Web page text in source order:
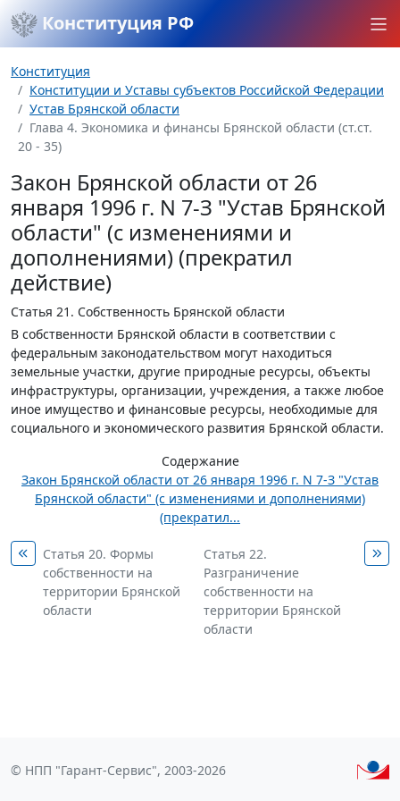
Конституция РФ
Конституция
Конституции и Уставы субъектов Российской Федерации
Устав Брянской области
Глава 4. Экономика и финансы Брянской области (ст.ст.
20 - 35)
Закон Брянской области от 26
января 1996 г. N 7-З "Устав Брянской
области" (с изменениями и
дополнениями) (прекратил
действие)
Статья 21. Собственность Брянской области
В собственности Брянской области в соответствии с
федеральным законодательством могут находиться
земельные участки, другие природные ресурсы, объекты
инфраструктуры, организации, учреждения, а также любое
иное имущество и финансовые ресурсы, необходимые для
социального и экономического развития Брянской области.
Содержание
Закон Брянской области от 26 января 1996 г. N 7-З "Устав
Брянской области" (с изменениями и дополнениями)
(прекратил...
Статья 20. Формы
собственности на
территории Брянской
области
Статья 22.
Разграничение
собственности на
территории Брянской
области
© НПП "Гарант-Сервис", 2003-2026